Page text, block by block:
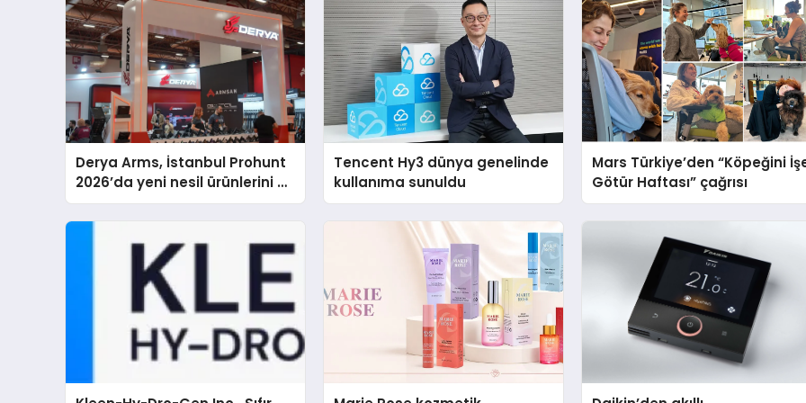
Derya Arms, İstanbul Prohunt
2026’da yeni nesil ürünlerini ve
global marka vizyonunu
sergiledi
Tencent Hy3 dünya genelinde
kullanıma sunuldu
Mars Türkiye’den “Köpeğini
Götür Haftası” çağrısı